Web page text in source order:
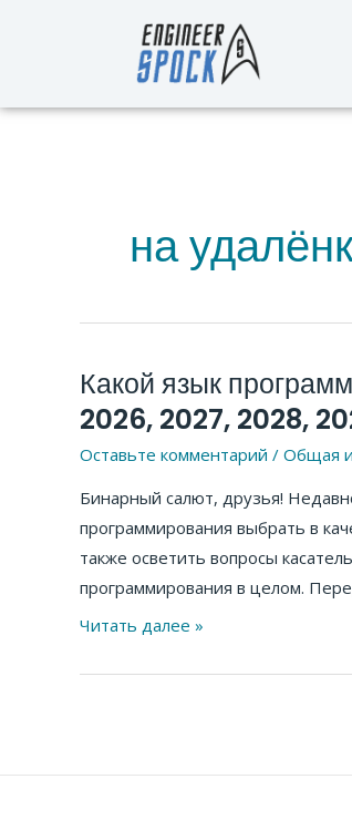
на
Какой язык
2026, 2027, 2028,
Оставьте комментарий / Общая
Бинарный салют, друзья!
программирования выбрать в
также осветить вопросы
программирования в целом.
Какой
язык
программирования
выбрать
в
2022,
2023,
2024,
2025,
2027,
Читать далее »